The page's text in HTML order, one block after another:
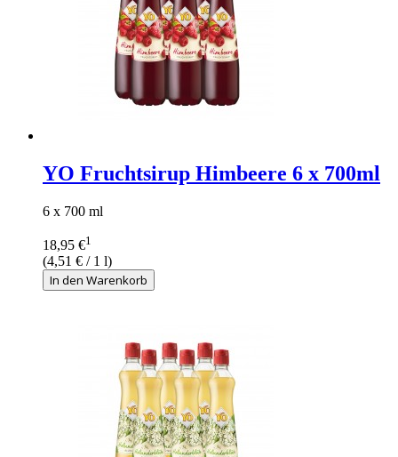
YO Fruchtsirup Himbeere 6 x 700ml
6 x 700 ml
18,95 €1
(4,51 € / 1 l)
In den Warenkorb